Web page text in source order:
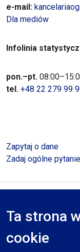
Ta strona
cookie
e-mail:
Dla mediów
Infolinia
pon.–pt.
tel. +48 22 279 99
Zapytaj o dane
Zadaj ogólne
RODO